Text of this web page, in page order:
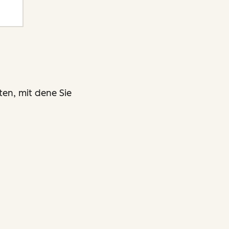
mit dene Sie